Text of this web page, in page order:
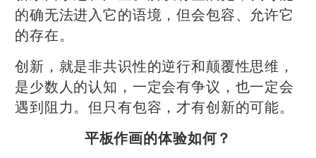
的确无法进入它的语境，但会包容、允许它
的存在。
创新，就是非共识性的逆行和颠覆性思维，
是少数人的认知，一定会有争议，也一定会
遇到阻力。但只有包容，才有创新的可能。
平板作画的体验如何？